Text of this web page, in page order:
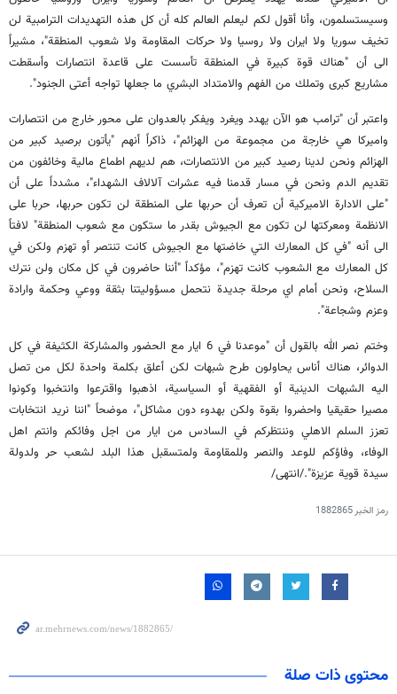
وسيستسلمون، وأنا أقول لكم ليعلم العالم كله أن كل هذه التهديدات الترامبية لن
تخيف سوريا ولا ايران ولا روسيا ولا حركات المقاومة ولا شعوب المنطقة"، مشيراً
الى أن "هناك قوة كبيرة في المنطقة تأسست على قاعدة انتصارات وأسقطت
مشاريع كبرى وتملك من الفهم والامتداد البشري ما جعلها تواجه أعتى الجنود".
واعتبر أن "ترامب هو الآن يهدد ويغرد ويفكر بالعدوان على محور خارج من انتصارات
واميركا هي خارجة من مجموعة من الهزائم"، ذاكراً أنهم "يأتون برصيد كبير من
الهزائم ونحن لدينا رصيد كبير من الانتصارات، هم لديهم اطماع مالية وخائفون من
تقديم الدم ونحن في مسار قدمنا فيه عشرات آلالاف الشهداء"، مشدداً على أن
"على الادارة الاميركية أن تعرف أن حربها على المنطقة لن تكون حربها، حربا على
الانظمة ومعركتها لن تكون مع الجيوش بقدر ما ستكون مع شعوب المنطقة" لافتاً
الى أنه "في كل المعارك التي خاضتها مع الجيوش كانت تنتصر أو تهزم ولكن في
كل المعارك مع الشعوب كانت تهزم"، مؤكداً "أننا حاضرون في كل مكان ولن نترك
السلاح، ونحن أمام اي مرحلة جديدة نتحمل مسؤوليتنا بثقة ووعي وحكمة وارادة
وعزم وشجاعة".
وختم نصر الله بالقول أن "موعدنا في 6 ايار مع الحضور والمشاركة الكثيفة في كل
الدوائر، هناك أناس يحاولون طرح شبهات لكن أعلق بكلمة واحدة لكل من تصل
اليه الشبهات الدينية أو الفقهية أو السياسية، اذهبوا واقترعوا وانتخبوا وكونوا
مصيرا حقيقيا واحضروا بقوة ولكن بهدوء دون مشاكل"، موضحاً "اننا نريد انتخابات
تعزز السلم الاهلي وننتظركم في السادس من ايار من اجل وفائكم وانتم اهل
الوفاء، وفاؤكم للوعد والنصر وللمقاومة ولمتسقبل هذا البلد لشعب حر ولدولة
سيدة قوية عزيزة"./انتهى/
رمز الخبر1882865
محتوى ذات صلة